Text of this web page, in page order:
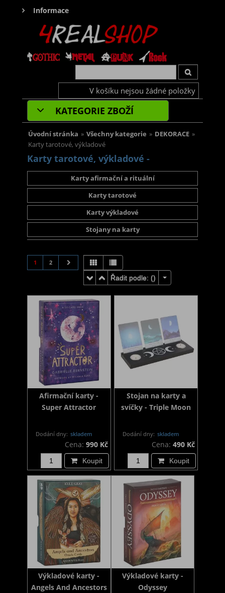
Informace
V košíku nejsou žádné položky
KATEGORIE ZBOŽÍ
Úvodní stránka » Všechny kategorie » DEKORACE »
Karty tarotové, výkladové
Karty tarotové, výkladové -
Karty afirmační a rituální
Karty tarotové
Karty výkladové
Stojany na karty
1 2
Řadit podle: ()
Afirmační karty -
Super Attractor
Dodání dny: skladem
Cena: 990 Kč
Koupit
Stojan na karty a
svíčky - Triple Moon
Dodání dny: skladem
Cena: 490 Kč
Koupit
Výkladové karty -
Angels And Ancestors
Výkladové karty -
Odyssey